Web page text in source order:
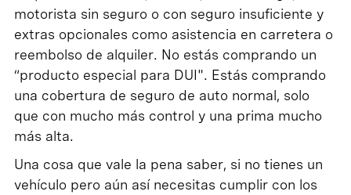
motorista sin seguro o con seguro insuficiente y
extras opcionales como asistencia en carretera o
reembolso de alquiler. No estás comprando un
“producto especial para DUI". Estás comprando
una cobertura de seguro de auto normal, solo
que con mucho más control y una prima mucho
más alta.
Una cosa que vale la pena saber, si no tienes un
vehículo pero aún así necesitas cumplir con los